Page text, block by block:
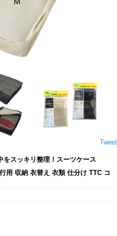
Tweet
をスッキリ整理！スーツケース
用 収納 衣替え 衣類 仕分け TTC コ